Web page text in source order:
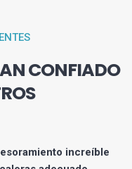
CONFIADO
increíble